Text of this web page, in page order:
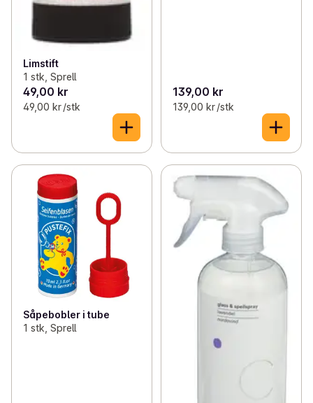
Limstift
1 stk, Sprell
49,00 kr
49,00 kr /stk
139,00 kr
139,00 kr /stk
Såpebobler i tube
1 stk, Sprell